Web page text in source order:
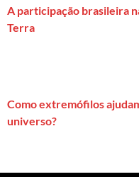
A participação brasileira
Terra
Como extremófilos
universo?